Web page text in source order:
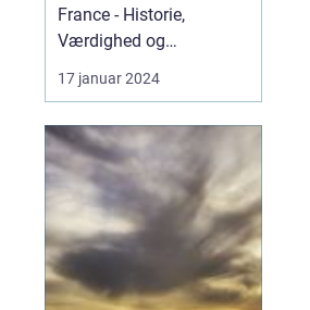
France - Historie,
Værdighed og
Signifikans Introduktion
til Grøn Trøje Tour de
de France er symbolsk
og højtrangeret. Den
repræsenterer ikke bare
evnen til at være den
hurtigste rytter i løbet,
men også ...
17 januar 2024